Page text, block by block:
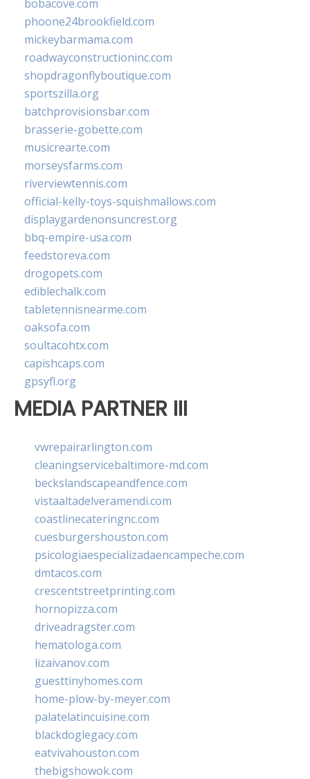
bobacove.com
phoone24brookfield.com
mickeybarmama.com
roadwayconstructioninc.com
shopdragonflyboutique.com
sportszilla.org
batchprovisionsbar.com
brasserie-gobette.com
musicrearte.com
morseysfarms.com
riverviewtennis.com
official-kelly-toys-squishmallows.com
displaygardenonsuncrest.org
bbq-empire-usa.com
feedstoreva.com
drogopets.com
ediblechalk.com
tabletennisnearme.com
oaksofa.com
soultacohtx.com
capishcaps.com
gpsyfl.org
MEDIA PARTNER III
vwrepairarlington.com
cleaningservicebaltimore-md.com
beckslandscapeandfence.com
vistaaltadelveramendi.com
coastlinecateringnc.com
cuesburgershouston.com
psicologiaespecializadaencampeche.com
dmtacos.com
crescentstreetprinting.com
hornopizza.com
driveadragster.com
hematologa.com
lizaivanov.com
guesttinyhomes.com
home-plow-by-meyer.com
palatelatincuisine.com
blackdoglegacy.com
eatvivahouston.com
thebigshowok.com